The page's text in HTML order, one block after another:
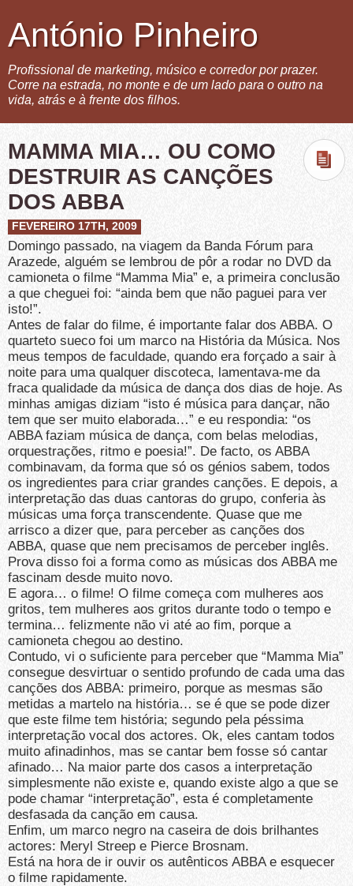
António Pinheiro
Profissional de marketing, músico e corredor por prazer.
Corre na estrada, no monte e de um lado para o outro na
vida, atrás e à frente dos filhos.
MAMMA MIA… OU COMO
DESTRUIR AS CANÇÕES
DOS ABBA
FEVEREIRO 17TH, 2009
Domingo passado, na viagem da Banda Fórum para
Arazede, alguém se lembrou de pôr a rodar no DVD da
camioneta o filme “Mamma Mia” e, a primeira conclusão
a que cheguei foi: “ainda bem que não paguei para ver
isto!”.
Antes de falar do filme, é importante falar dos ABBA. O
quarteto sueco foi um marco na História da Música. Nos
meus tempos de faculdade, quando era forçado a sair à
noite para uma qualquer discoteca, lamentava-me da
fraca qualidade da música de dança dos dias de hoje. As
minhas amigas diziam “isto é música para dançar, não
tem que ser muito elaborada…” e eu respondia: “os
ABBA faziam música de dança, com belas melodias,
orquestrações, ritmo e poesia!”. De facto, os ABBA
combinavam, da forma que só os génios sabem, todos
os ingredientes para criar grandes canções. E depois, a
interpretação das duas cantoras do grupo, conferia às
músicas uma força transcendente. Quase que me
arrisco a dizer que, para perceber as canções dos
ABBA, quase que nem precisamos de perceber inglês.
Prova disso foi a forma como as músicas dos ABBA me
fascinam desde muito novo.
E agora… o filme! O filme começa com mulheres aos
gritos, tem mulheres aos gritos durante todo o tempo e
termina… felizmente não vi até ao fim, porque a
camioneta chegou ao destino.
Contudo, vi o suficiente para perceber que “Mamma Mia”
consegue desvirtuar o sentido profundo de cada uma das
canções dos ABBA: primeiro, porque as mesmas são
metidas a martelo na história… se é que se pode dizer
que este filme tem história; segundo pela péssima
interpretação vocal dos actores. Ok, eles cantam todos
muito afinadinhos, mas se cantar bem fosse só cantar
afinado… Na maior parte dos casos a interpretação
simplesmente não existe e, quando existe algo a que se
pode chamar “interpretação”, esta é completamente
desfasada da canção em causa.
Enfim, um marco negro na caseira de dois brilhantes
actores: Meryl Streep e Pierce Brosnam.
Está na hora de ir ouvir os autênticos ABBA e esquecer
o filme rapidamente.